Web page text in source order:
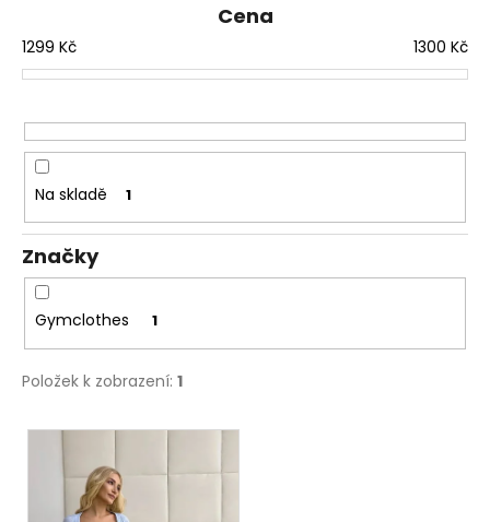
í
p
o
d
u
k
t
ů
Cena
1299 Kč 1300 Kč
Na skladě 1
Značky
Gymclothes 1
Položek k zobrazení: 1
V
n
a
j
í
t
?
HLEDAT
D
p